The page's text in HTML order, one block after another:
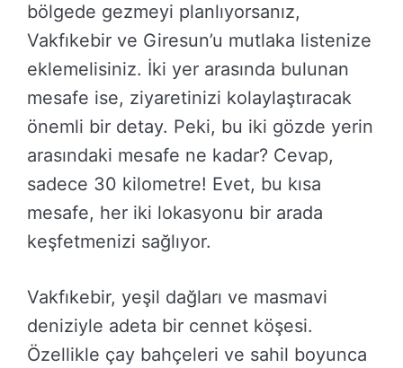
bölgede gezmeyi planlıyorsanız,
Vakfıkebir ve Giresun’u mutlaka listenize
eklemelisiniz. İki yer arasında bulunan
mesafe ise, ziyaretinizi kolaylaştıracak
önemli bir detay. Peki, bu iki gözde yerin
arasındaki mesafe ne kadar? Cevap,
sadece 30 kilometre! Evet, bu kısa
mesafe, her iki lokasyonu bir arada
keşfetmenizi sağlıyor.
Vakfıkebir, yeşil dağları ve masmavi
deniziyle adeta bir cennet köşesi.
Özellikle çay bahçeleri ve sahil boyunca